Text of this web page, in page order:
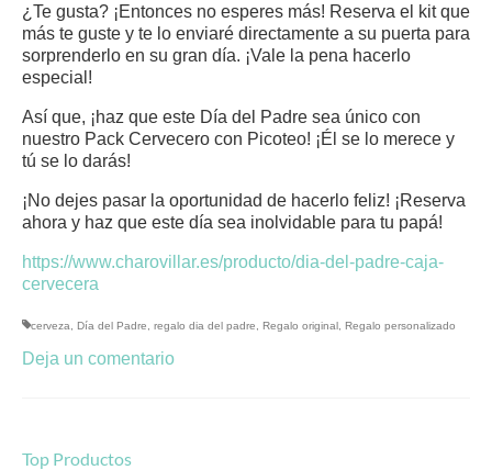
¿Te gusta? ¡Entonces no esperes más! Reserva el kit que
más te guste y te lo enviaré directamente a su puerta para
sorprenderlo en su gran día. ¡Vale la pena hacerlo
especial!
Así que, ¡haz que este Día del Padre sea único con
nuestro Pack Cervecero con Picoteo! ¡Él se lo merece y
tú se lo darás!
¡No dejes pasar la oportunidad de hacerlo feliz! ¡Reserva
ahora y haz que este día sea inolvidable para tu papá!
https://www.charovillar.es/producto/dia-del-padre-caja-
cervecera
cerveza Día del Padre regalo dia del padre Regalo original Regalo personalizado
Deja un comentario
Top Productos